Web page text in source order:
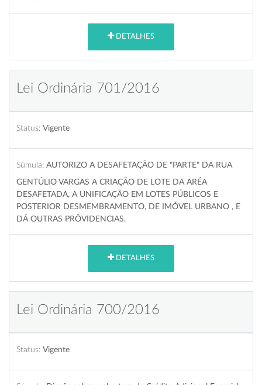
DETALHES
Lei Ordinária 701/2016
Status: Vigente
Súmula: AUTORIZO A DESAFETAÇÃO DE "PARTE" DA RUA
GENTÚLIO VARGAS A CRIAÇÃO DE LOTE DA ARÉA
DESAFETADA, A UNIFICAÇÃO EM LOTES PÚBLICOS E
POSTERIOR DESMEMBRAMENTO, DE IMÓVEL URBANO , E
DÁ OUTRAS PRÔVIDENCIAS.
DETALHES
Lei Ordinária 700/2016
Status: Vigente